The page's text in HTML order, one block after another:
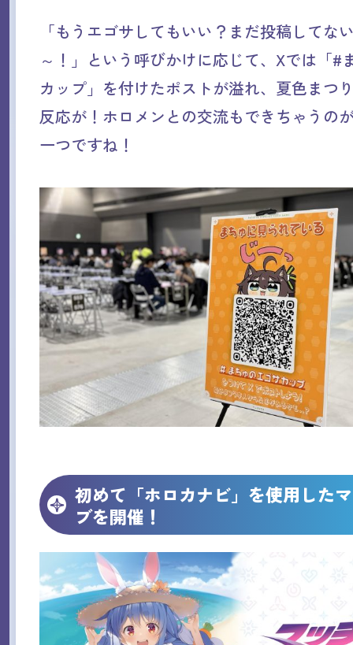
「もうエゴサしてもいい？まだ投稿してな
～！」という呼びかけに応じて、Xでは「#
カップ」を付けたポストが溢れ、夏色まつ
反応が！ホロメンとの交流もできちゃうの
一つですね！
初めて「ホロカナビ」を使用した
ブを開催！